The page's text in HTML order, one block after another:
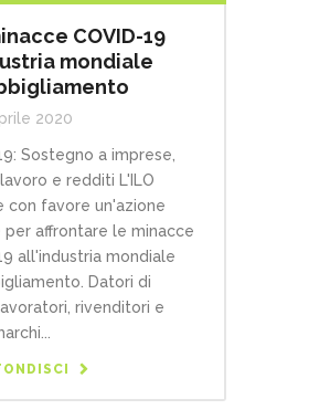
COVID-19
mondiale
2020
Sostegno a imprese,
e redditi L'ILO
con favore un'azione
per affrontare le minacce
all'industria mondiale
Datori di
rivenditori e